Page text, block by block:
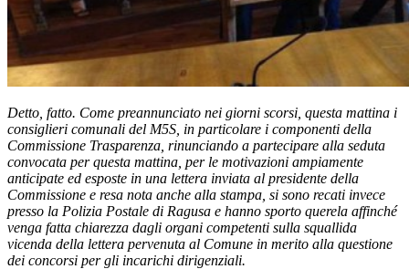
Detto, fatto. Come preannunciato nei giorni scorsi, questa mattina i
consiglieri comunali del M5S, in particolare i componenti della
Commissione Trasparenza, rinunciando a partecipare alla seduta
convocata per questa mattina, per le motivazioni ampiamente
anticipate ed esposte in una lettera inviata al presidente della
Commissione e resa nota anche alla stampa, si sono recati invece
presso la Polizia Postale di Ragusa e hanno sporto querela affinché
venga fatta chiarezza dagli organi competenti sulla squallida
vicenda della lettera pervenuta al Comune in merito alla questione
dei concorsi per gli incarichi dirigenziali.